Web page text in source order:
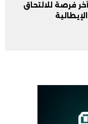
فرصة للالتحاق